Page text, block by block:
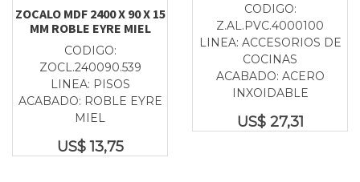
ZOCALO MDF 2400 X 90 X 15
MM ROBLE EYRE MIEL
CODIGO:
ZOCL.240090.539
LINEA: PISOS
ACABADO: ROBLE EYRE
MIEL
US$13,75
CODIGO:
Z.AL.PVC.4000100
LINEA: ACCESORIOS DE
COCINAS
ACABADO: ACERO
INXOIDABLE
US$ 27,31